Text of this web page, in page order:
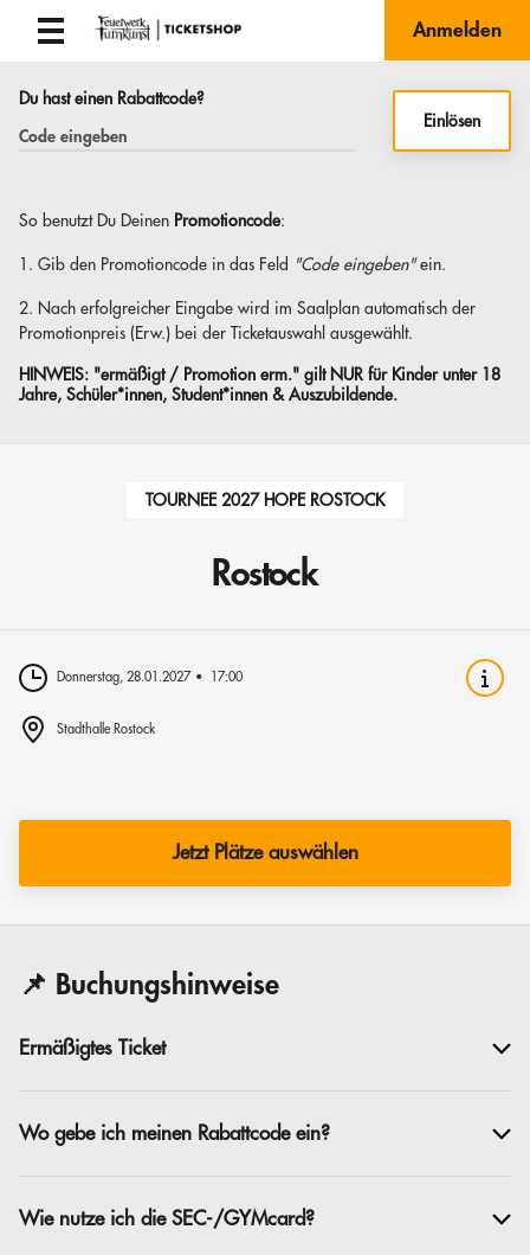
Anmelden
Du hast einen Rabattcode?
Einlösen
So benutzt Du Deinen Promotioncode:
1. Gib den Promotioncode in das Feld "Code eingeben"ein.
2. Nach erfolgreicher Eingabe wird im Saalplan automatisch der
Promotionpreis (Erw.) bei der Ticketauswahl ausgewählt.
HINWEIS: "ermäßigt / Promotion erm." gilt NUR für Kinder unter 18
Jahre, Schüler*innen, Student*innen & Auszubildende.
TOURNEE 2027 HOPE ROSTOCK
Rostock
Donnerstag, 28.01.2027 17:00
Stadthalle Rostock
Jetzt Plätze auswählen
📌 Buchungshinweise
Ermäßigtes Ticket
Wo gebe ich meinen Rabattcode ein?
Wie nutze ich die SEC-/GYMcard?